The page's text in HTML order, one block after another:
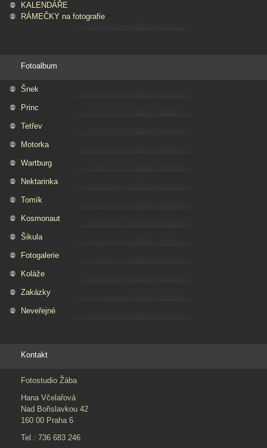
KALENDÁŘE
RÁMEČKY na fotografie
Fotoalbum
Šnek
Princ
Tetřev
Motorka
Wartburg
Nektarinka
Tomík
Kosmonaut
Šikula
Fotogalerie
Koláže
Zakázky
Neveřejné
Kontakt
Fotostudio Žába
Hana Včelařová
Nad Bořislavkou 42
160 00 Praha 6
Tel.: 736 683 246